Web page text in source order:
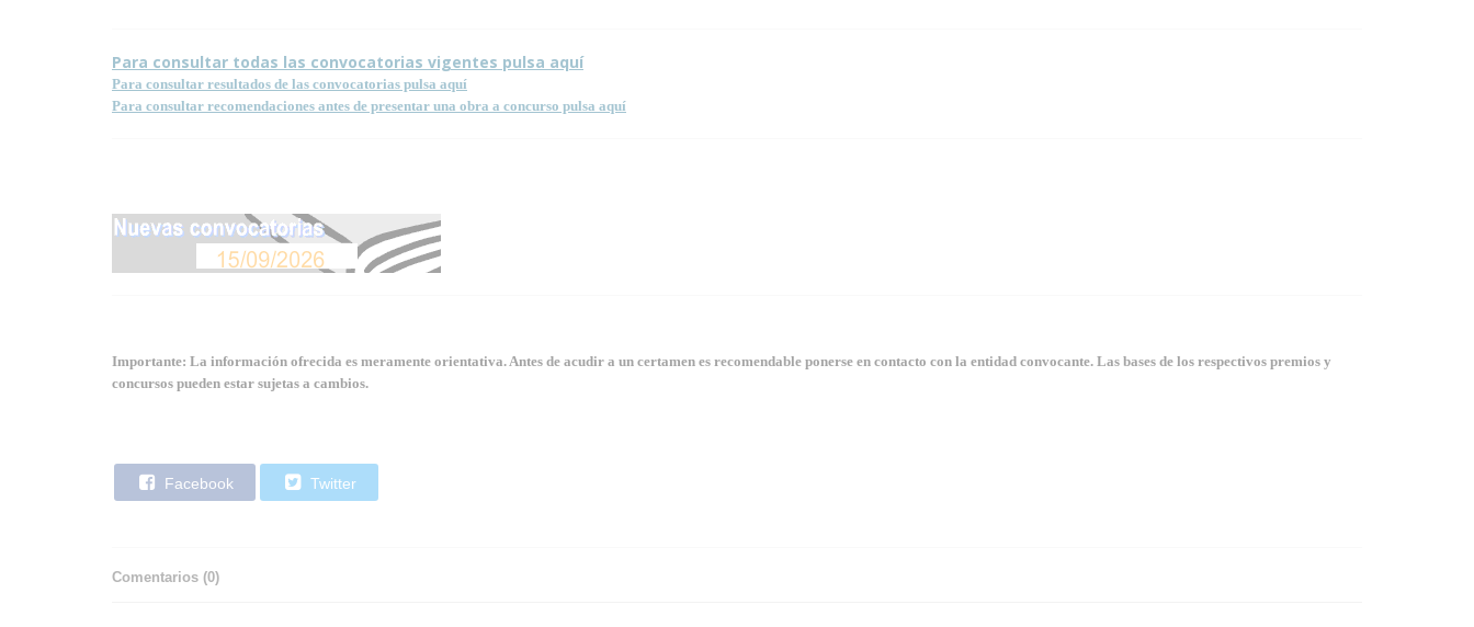
Para consultar todas las convocatorias vigentes pulsa aquí
Para consultar resultados de las convocatorias pulsa aquí
Para consultar recomendaciones antes de presentar una obra a concurso pulsa aquí
Importante: La información ofrecida es meramente orientativa. Antes de acudir a un certamen es recomendable ponerse en contacto con la entidad convocante. Las bases de los respectivos premios y
concursos pueden estar sujetas a cambios.
Facebook Twitter
Comentarios (0)